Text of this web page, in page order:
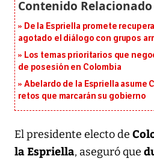
De la Espriella promete
agotado el diálogo con grupos
Los temas prioritarios que
de posesión en Colombia
Abelardo de la Espriella asume
retos que marcarán su gobierno
El presidente electo de
la Espriella, aseguró que